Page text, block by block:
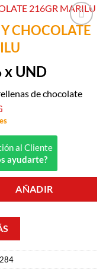
Añadir a
CHOCOLATE
x UND
de chocolate
al Cliente
ayudarte?
216GR MARILU cantidad
AÑADIR